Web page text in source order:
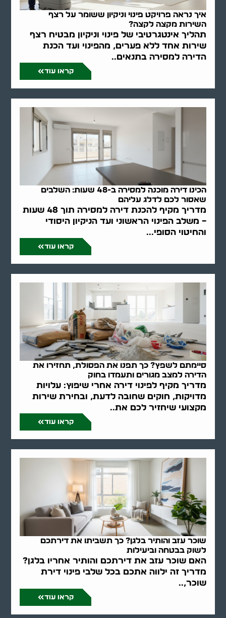
איך נראה פרויקט פינוי וניקיון ששומר על רצף
השירות מקצה לקצה?
תהליך אינטגרטיבי של פינוי וניקיון מבטיח רצף
שירות אחד ללא פערים, מהפינוי ועד הכנת
הדירה למסירה בתנאים..
קראו עוד
הכינו דירה מוכנה למסירה ב-48 שעות: השלבים
שאסור לכם לדלג עליהם
מדריך מקיף להכנת דירה למסירה תוך 48 שעות
– משלב הפינוי הראשוני ועד הניקיון היסודי
והחיטוי הסופי...
קראו עוד
סיימתם לשפץ? כך תפנו את הפסולת, תחזירו את
הדירה למצב מגורים ותעמדו בחוק
מדריך מקיף לפינוי דירה אחרי שיפוץ: עלויות
מדויקות, חוקים שחובה לדעת, ובחירת שירות
מקצועי שיחזיר לכם את..
קראו עוד
שוכר עזב והותיר בלגן? כך תשביתו את דירתכם
לשוק בבטחה וביעילות
האם שוכר עזב את דירתכם והותיר אחריו בלגן?
מדריך זה ילווה אתכם בכל שלבי פינוי דירת
שוכר,..
קראו עוד